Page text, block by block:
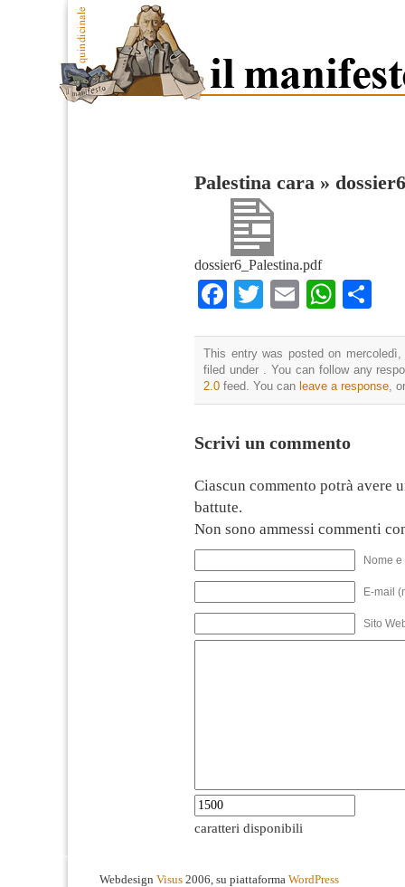
Palestina cara »
dossier6_Palestina.pdf
Facebook
TwitterEmail
This entry was posted on
filed under . You can follow any
2.0 feed. You can leave a response,
Scrivi un commento
Ciascun commento potrà avere
battute.
Non sono ammessi commenti
Nome
E-mail
Sito
caratteri disponibili
Webdesign Visus 2006, su piattaforma WordPress